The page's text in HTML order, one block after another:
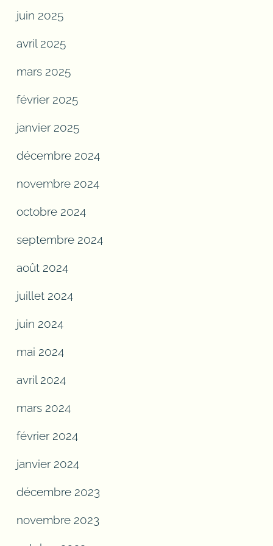
pronominale, forme nominale,
complément de phrase,
compléments de phrase,
verbe conjugué, verbe régent,
attribut prédicatif, type de
prédicats, fonction prédicat.
juin 2025
avril 2025
mars 2025
février 2025
janvier 2025
décembre 2024
novembre 2024
octobre 2024
septembre 2024
août 2024
juillet 2024
juin 2024
mai 2024
avril 2024
mars 2024
février 2024
janvier 2024
décembre 2023
novembre 2023